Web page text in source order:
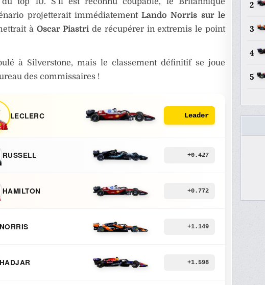
projetterait immédiatementLando Norris sur le
à Oscar Piastri de récupérer in extremis le point
à Silverstone, mais le classement définitif se joue
des commissaires !
LECLERC Leader
RUSSELL +0.427
HAMILTON +0.772
NORRIS +1.149
HADJAR +1.598
2
3
4
5